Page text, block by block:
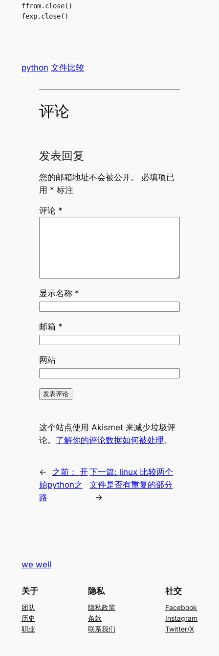
ffrom.close()
fexp.close()
python 文件比较
评论
发表回复
您的邮箱地址不会被公开。
必填项已
用 * 标注
评论 *
显示名称 *
邮箱 *
网站
这个站点使用 Akismet 来减少垃圾评
论。 了解你的评论数据如何被处理。
← 之前： 开
始python之
路
下一篇: linux 比较两个
文件是否有重复的部分
→
we well
关于
团队
历史
职业
隐私
隐私政策
条款
联系我们
社交
Facebook
Instagram
Twitter/X